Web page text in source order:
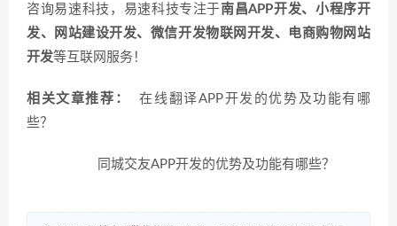
咨询易速科技，易速科技专注于南昌APP开发、小程序开
发、网站建设开发、微信开发物联网开发、电商购物网站
开发等互联网服务！
相关文章推荐：
在线翻译APP开发的优势及功能有哪
些？
同城交友APP开发的优势及功能有哪些？